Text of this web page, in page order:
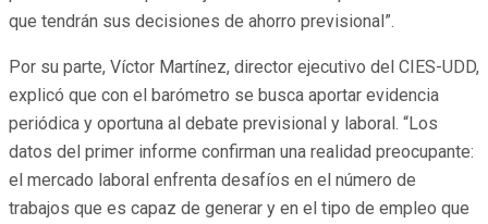
que tendrán sus decisiones de ahorro previsional”.
Por su parte, Víctor Martínez, director ejecutivo del CIES-UDD,
explicó que con el barómetro se busca aportar evidencia
periódica y oportuna al debate previsional y laboral. “Los
datos del primer informe confirman una realidad preocupante:
el mercado laboral enfrenta desafíos en el número de
trabajos que es capaz de generar y en el tipo de empleo que